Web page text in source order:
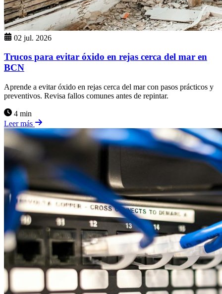
02 jul. 2026
Trucos para evitar óxido en rejas cerca del mar en
BCN
Aprende a evitar óxido en rejas cerca del mar con pasos prácticos y
preventivos. Revisa fallos comunes antes de repintar.
4 min
Leer más